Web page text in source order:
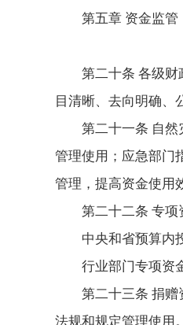
第五章 资金监管
第二十条 各级
目清晰、去向明确、
第二十一条 自
管理使用；应急部门
管理，提高资金使用
第二十二条 专
中央和省预算内
行业部门专项资
第二十三条 捐
法规和规定管理使用